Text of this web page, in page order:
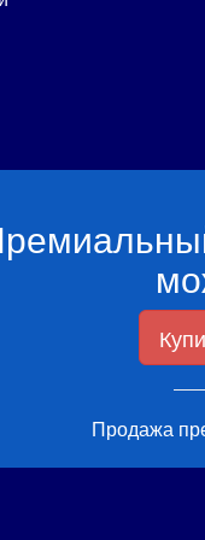
Продажа